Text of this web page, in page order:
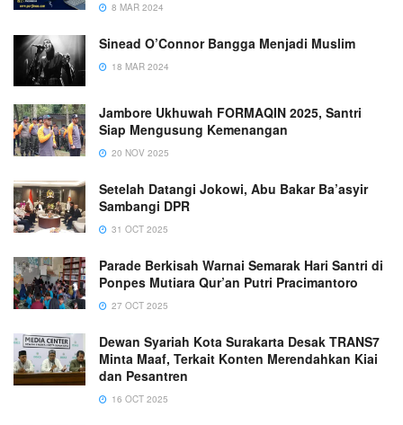
8 MAR 2024
Sinead O’Connor Bangga Menjadi Muslim
18 MAR 2024
Jambore Ukhuwah FORMAQIN 2025, Santri
Siap Mengusung Kemenangan
20 NOV 2025
Setelah Datangi Jokowi, Abu Bakar Ba’asyir
Sambangi DPR
31 OCT 2025
Parade Berkisah Warnai Semarak Hari Santri di
Ponpes Mutiara Qur’an Putri Pracimantoro
27 OCT 2025
Dewan Syariah Kota Surakarta Desak TRANS7
Minta Maaf, Terkait Konten Merendahkan Kiai
dan Pesantren
16 OCT 2025